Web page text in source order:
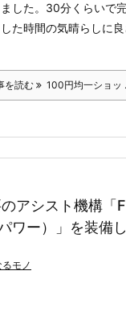
ました。30分くらいで
した時間の気晴らしに
を読む 100円均一ショッ
アシスト機構「
ワー）」を装備し
モノ